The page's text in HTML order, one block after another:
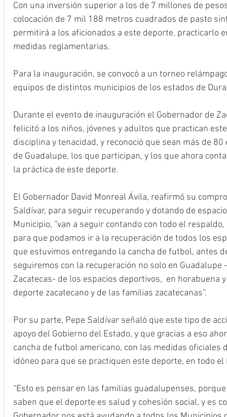
Con una inversión superior a los de 7 millones de
colocación de 7 mil 188 metros cuadrados de pasto
permitirá a los aficionados a este deporte, practicarlo
medidas reglamentarias.
Para la inauguración, se convocó a un torneo
equipos de distintos municipios de los estados de
Durante el evento de inauguración el Gobernador de
felicitó a los niños, jóvenes y adultos que practican
disciplina y tenacidad, y reconoció que sean más de
de Guadalupe, los que participan, y los que ahora
la práctica de este deporte.
El Gobernador David Monreal Ávila, reafirmó su
Saldívar, para seguir recuperando y dotando de
Municipio, “van a seguir contando con todo el
para que podamos ir a la recuperación de todos los
que estuvimos entregando la cancha de futbol, antes
seguiremos con la recuperación no solo en
Zacatecas- de los espacios deportivos,  en horabuena
deporte zacatecano y de las familias zacatecanas”.
Por su parte, Pepe Saldívar señaló que este tipo de
apoyo del Gobierno del Estado, y que gracias a eso
cancha de futbol americano, con las medidas oficiales
idóneo para que se practiquen este deporte, en todo el
“Esto es pensar en las familias guadalupenses,
saben que el deporte es salud y cohesión social, y es